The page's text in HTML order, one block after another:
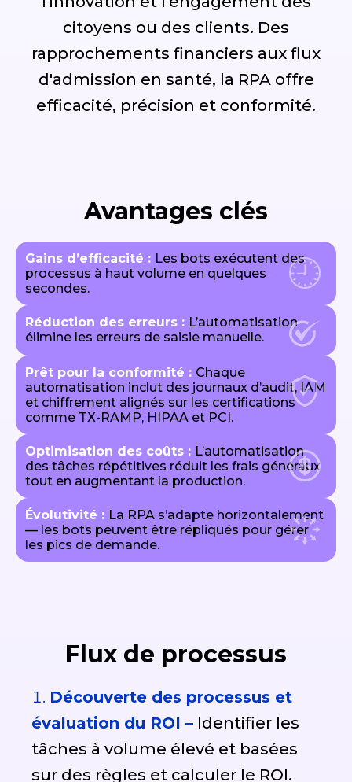
citoyens ou des clients. Des
rapprochements financiers aux flux
d'admission en santé, la RPA offre
efficacité, précision et conformité.
Avantages clés
Gains d’efficacité : Les bots exécutent des
processus à haut volume en quelques
secondes.
Réduction des erreurs : L’automatisation
élimine les erreurs de saisie manuelle.
Prêt pour la conformité : Chaque
automatisation inclut des journaux d’audit, IAM
et chiffrement alignés sur les certifications
comme TX-RAMP, HIPAA et PCI.
Optimisation des coûts : L’automatisation
des tâches répétitives réduit les frais généraux
tout en augmentant la production.
Évolutivité : La RPA s’adapte horizontalement
— les bots peuvent être répliqués pour gérer
les pics de demande.
Flux de processus
Découverte des processus et
évaluation du ROI – Identifier les
tâches à volume élevé et basées
sur des règles et calculer le ROI.